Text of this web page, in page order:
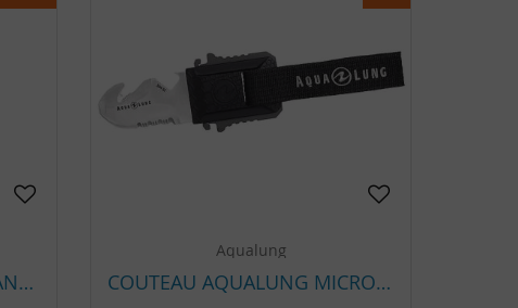
PARACHUTE DE PALIER ORANGE TOILÉ BEUCHAT 9.5 LITRES
Aqualung
COUTEAU AQUALUNG MICRO SQUEEZE